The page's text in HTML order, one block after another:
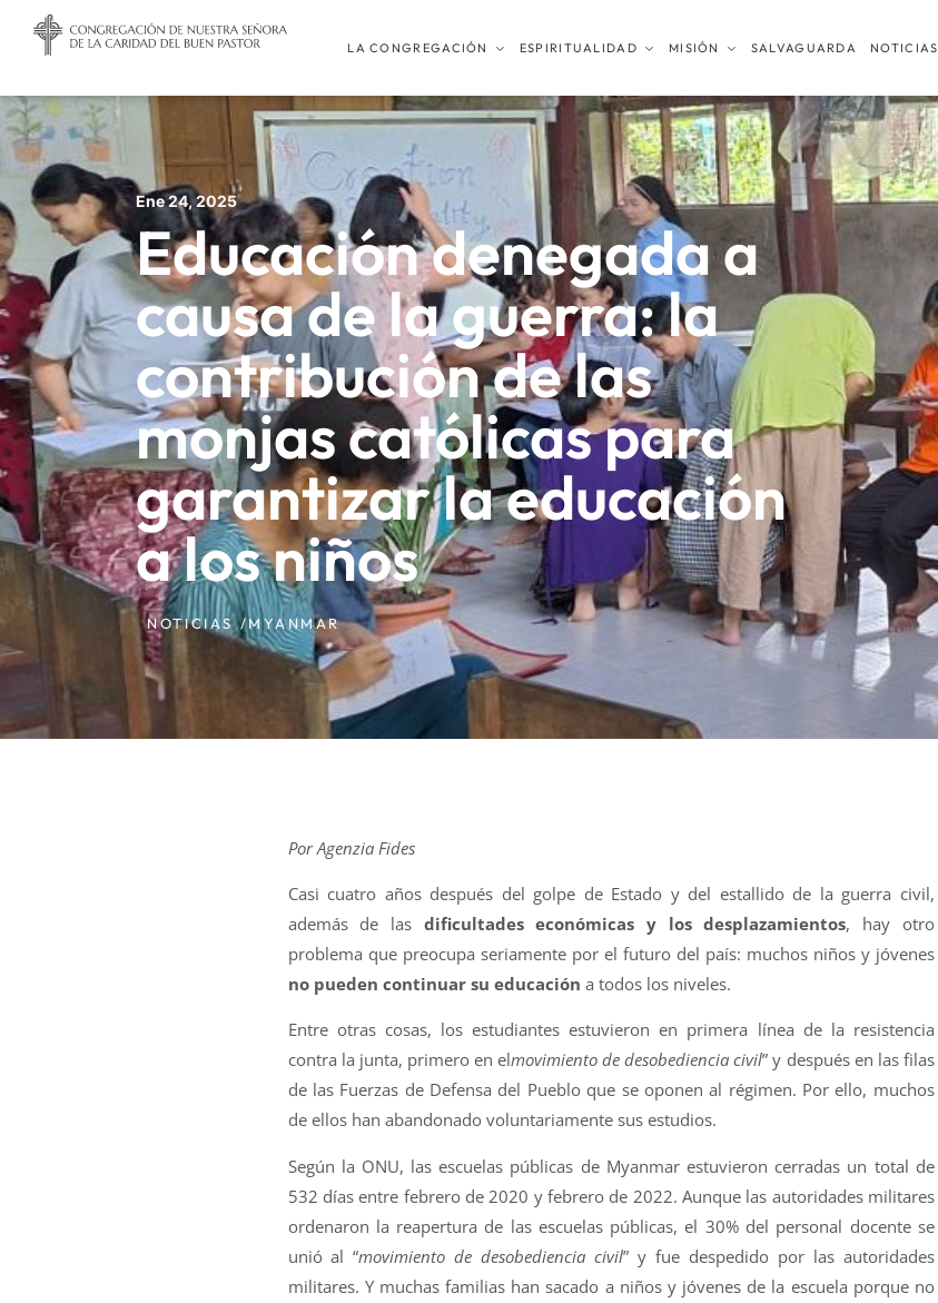
LA CONGREGACIÓN ESPIRITUALIDAD MISIÓN SALVAGUARDA NOTICIAS
Ene 24, 2025
Educación denegada a
causa de la guerra: la
contribución de las
monjas católicas para
garantizar la educación
a los niños
NOTICIAS /MYANMAR
Por Agenzia Fides
Casi cuatro años después del golpe de Estado y del estallido de la guerra civil,
además de las dificultades económicas y los desplazamientos, hay otro
problema que preocupa seriamente por el futuro del país: muchos niños y jóvenes
no pueden continuar su educación a todos los niveles.
Entre otras cosas, los estudiantes estuvieron en primera línea de la resistencia
contra la junta, primero en elmovimiento de desobediencia civil” y después en las filas
de las Fuerzas de Defensa del Pueblo que se oponen al régimen. Por ello, muchos
de ellos han abandonado voluntariamente sus estudios.
Según la ONU, las escuelas públicas de Myanmar estuvieron cerradas un total de
532 días entre febrero de 2020 y febrero de 2022. Aunque las autoridades militares
ordenaron la reapertura de las escuelas públicas, el 30% del personal docente se
unió al “movimiento de desobediencia civil” y fue despedido por las autoridades
militares. Y muchas familias han sacado a niños y jóvenes de la escuela porque no